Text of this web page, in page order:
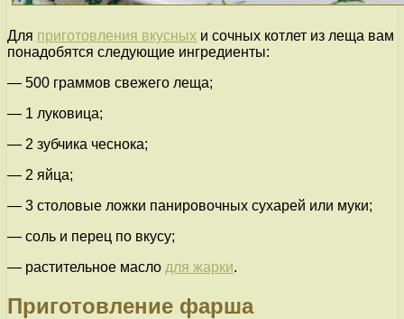
Для приготовления вкусных и сочных котлет из леща вам
понадобятся следующие ингредиенты:
— 500 граммов свежего леща;
— 1 луковица;
— 2 зубчика чеснока;
— 2 яйца;
— 3 столовые ложки панировочных сухарей или муки;
— соль и перец по вкусу;
— растительное масло для жарки.
Приготовление фарша